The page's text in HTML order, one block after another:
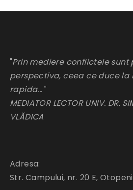
"Prin mediere conflictele
perspectiva, ceea ce duce la
rapida..."
MEDIATOR LECTOR UNIV. DR.
VLĂDICA
Adresa:
Str. Campului, nr. 20 E,